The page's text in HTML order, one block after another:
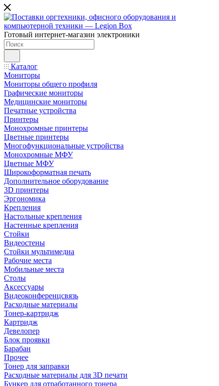
Готовый интернет-магазин электроники
Каталог
Мониторы
Мониторы общего профиля
Графические мониторы
Медицинские мониторы
Печатные устройства
Принтеры
Моноxромныe принтеры
Цвeтныe принтеры
Многофункциональные устройства
Монохромные МФУ
Цветные МФУ
Широкоформатная печать
Дополнительное оборудование
3D принтеры
Эргономика
Крепления
Настольные крепления
Настенные крепления
Стойки
Видеостены
Стойки мультимедиа
Рабочие места
Мобильные места
Столы
Аксессуары
Видеоконференцсвязь
Расходные материалы
Тонер-картридж
Картридж
Девелопер
Блок проявки
Барабан
Прочее
Тонер для заправки
Расходные материалы для 3D печати
Бункер для отработанного тонера